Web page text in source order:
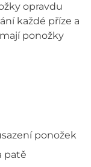
opravdu
každé příze a
ponožky
ponožek
patě